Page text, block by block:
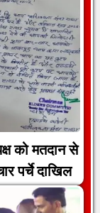
को मतदान से
पर्चे दाखिल